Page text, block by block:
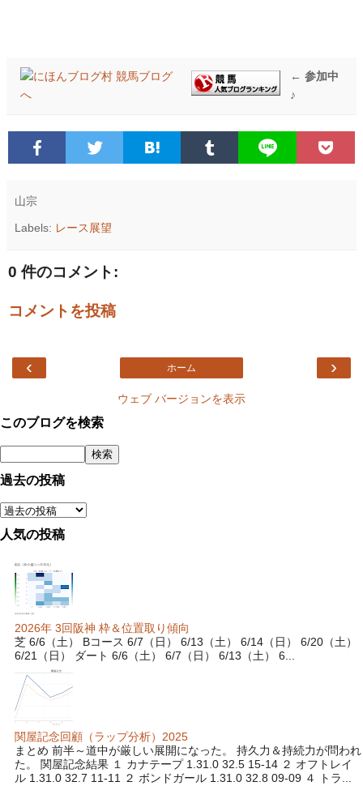
← 参加中
♪
山宗
Labels: レース展望
0 件のコメント:
コメントを投稿
‹ ›
ホーム
ウェブ バージョンを表示
このブログを検索
過去の投稿
人気の投稿
2026年 3回阪神 枠＆位置取り傾向
芝 6/6（土） Bコース 6/7（日） 6/13（土） 6/14（日） 6/20（土）
6/21（日） ダート 6/6（土） 6/7（日） 6/13（土） 6...
関屋記念回顧（ラップ分析）2025
まとめ 前半～道中が厳しい展開になった。 持久力＆持続力が問われ
た。 関屋記念結果 １ カナテープ 1.31.0 32.5 15-14 ２ オフトレイ
ル 1.31.0 32.7 11-11 ２ ボンドガール 1.31.0 32.8 09-09 ４ トラ...